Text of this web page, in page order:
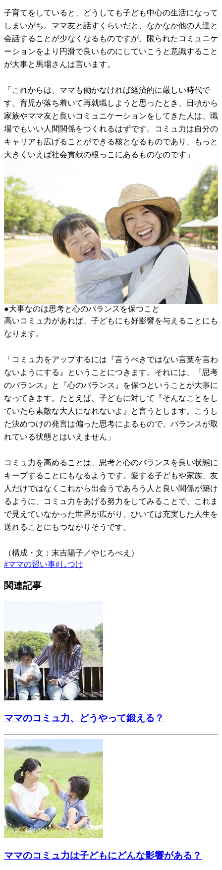
子育てをしていると、どうしても子ども中心の生活になって
しまいがち。ママ友と話すくらいだと、なかなか他の人達と
会話することが少なくなるものですが、限られたコミュニケ
ーションをより円滑で良いものにしていこうと意識すること
が大事と馬場さんは言います。
「これからは、ママも働かなければ経済的に厳しい時代で
す。育児が落ち着いて再就職しようと思ったとき、日頃から
家族やママ友と良いコミュニケーションをしてきた人は、職
場でもいい人間関係をつくれるはずです。コミュ力は自分の
キャリアも広げることができる核となるものであり、もっと
大きくいえば社会貢献の根っこにあるものなのです」
●大事なのは思考と心のバランスを保つこと
高いコミュ力があれば、子どもにも好影響を与えることにも
なります。
「コミュ力をアップするには『言うべきではない言葉を言わ
ないようにする』ということにつきます。それには、『思考
のバランス』と『心のバランス』を保つということが大事に
なってきます。たとえば、子どもに対して『そんなことをし
ていたら素敵な大人になれないよ』と言うとします。こうし
た決めつけの発言は偏った思考によるもので、バランスが取
れている状態とはいえません」
コミュ力を高めることは、思考と心のバランスを良い状態に
キープすることにもなるようです。愛する子どもや家族、友
人だけではなくこれから出会うであろう人と良い関係が築け
るように、コミュ力をあげる努力をしてみることで、これま
で見えていなかった世界が広がり、ひいては充実した人生を
送れることにもつながりそうです。
（構成・文：末吉陽子／やじろべえ）
#ママの習い事#しつけ
関連記事
ママのコミュ力、どうやって鍛える？
ママのコミュ力は子どもにどんな影響がある？